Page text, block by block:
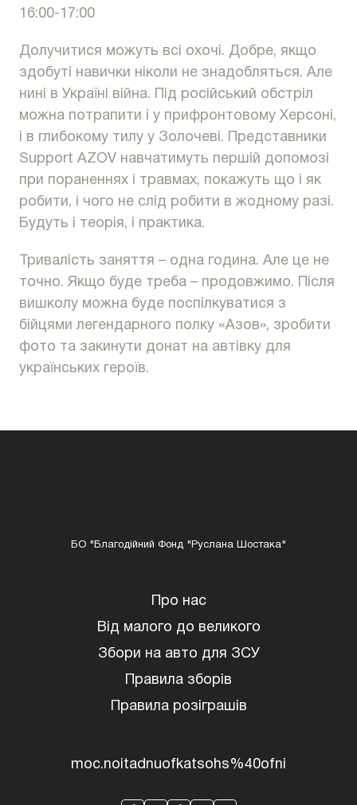
16:00-17:00
Долучитися можуть всі охочі. Добре, якщо
здобуті навички ніколи не знадобляться. Але
нині в Україні війна. Під російський обстріл
можна потрапити і у прифронтовому Херсоні,
і в глибокому тилу у Золочеві. Представники
Support AZOV навчатимуть першій допомозі
при пораненнях і травмах, покажуть що і як
робити, і чого не слід робити в жодному разі.
Будуть і теорія, і практика.
Тривалість заняття – одна година. Але це не
точно. Якщо буде треба – продовжимо. Після
вишколу можна буде поспілкуватися з
бійцями легендарного полку «Азов», зробити
фото та закинути донат на автівку для
українських героїв.
БО "Благодійний Фонд "Руслана Шостака"
Про нас
Від малого до великого
Збори на авто для ЗСУ
Правила зборів
Правила розіграшів
moc.noitadnuofkatsohs%40ofni